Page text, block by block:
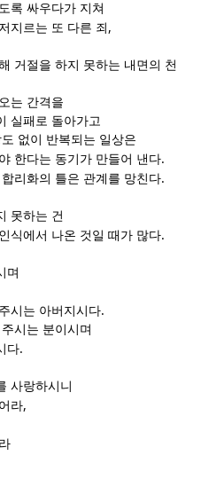
록 싸우다가 지쳐
지르는 또 다른 죄 ,
거절을 하지 못하는 내면의 천
는 간격을
실패로 돌아가고
없이 반복되는 일상은
한다는 동기가 만들어 낸다.
리화의 틀은 관계를 망친다.
못하는 건
식에서 나온 것일 때가 많다.
며
시는 아버지시다.
시는 분이시며
다.
사랑하시니
라,